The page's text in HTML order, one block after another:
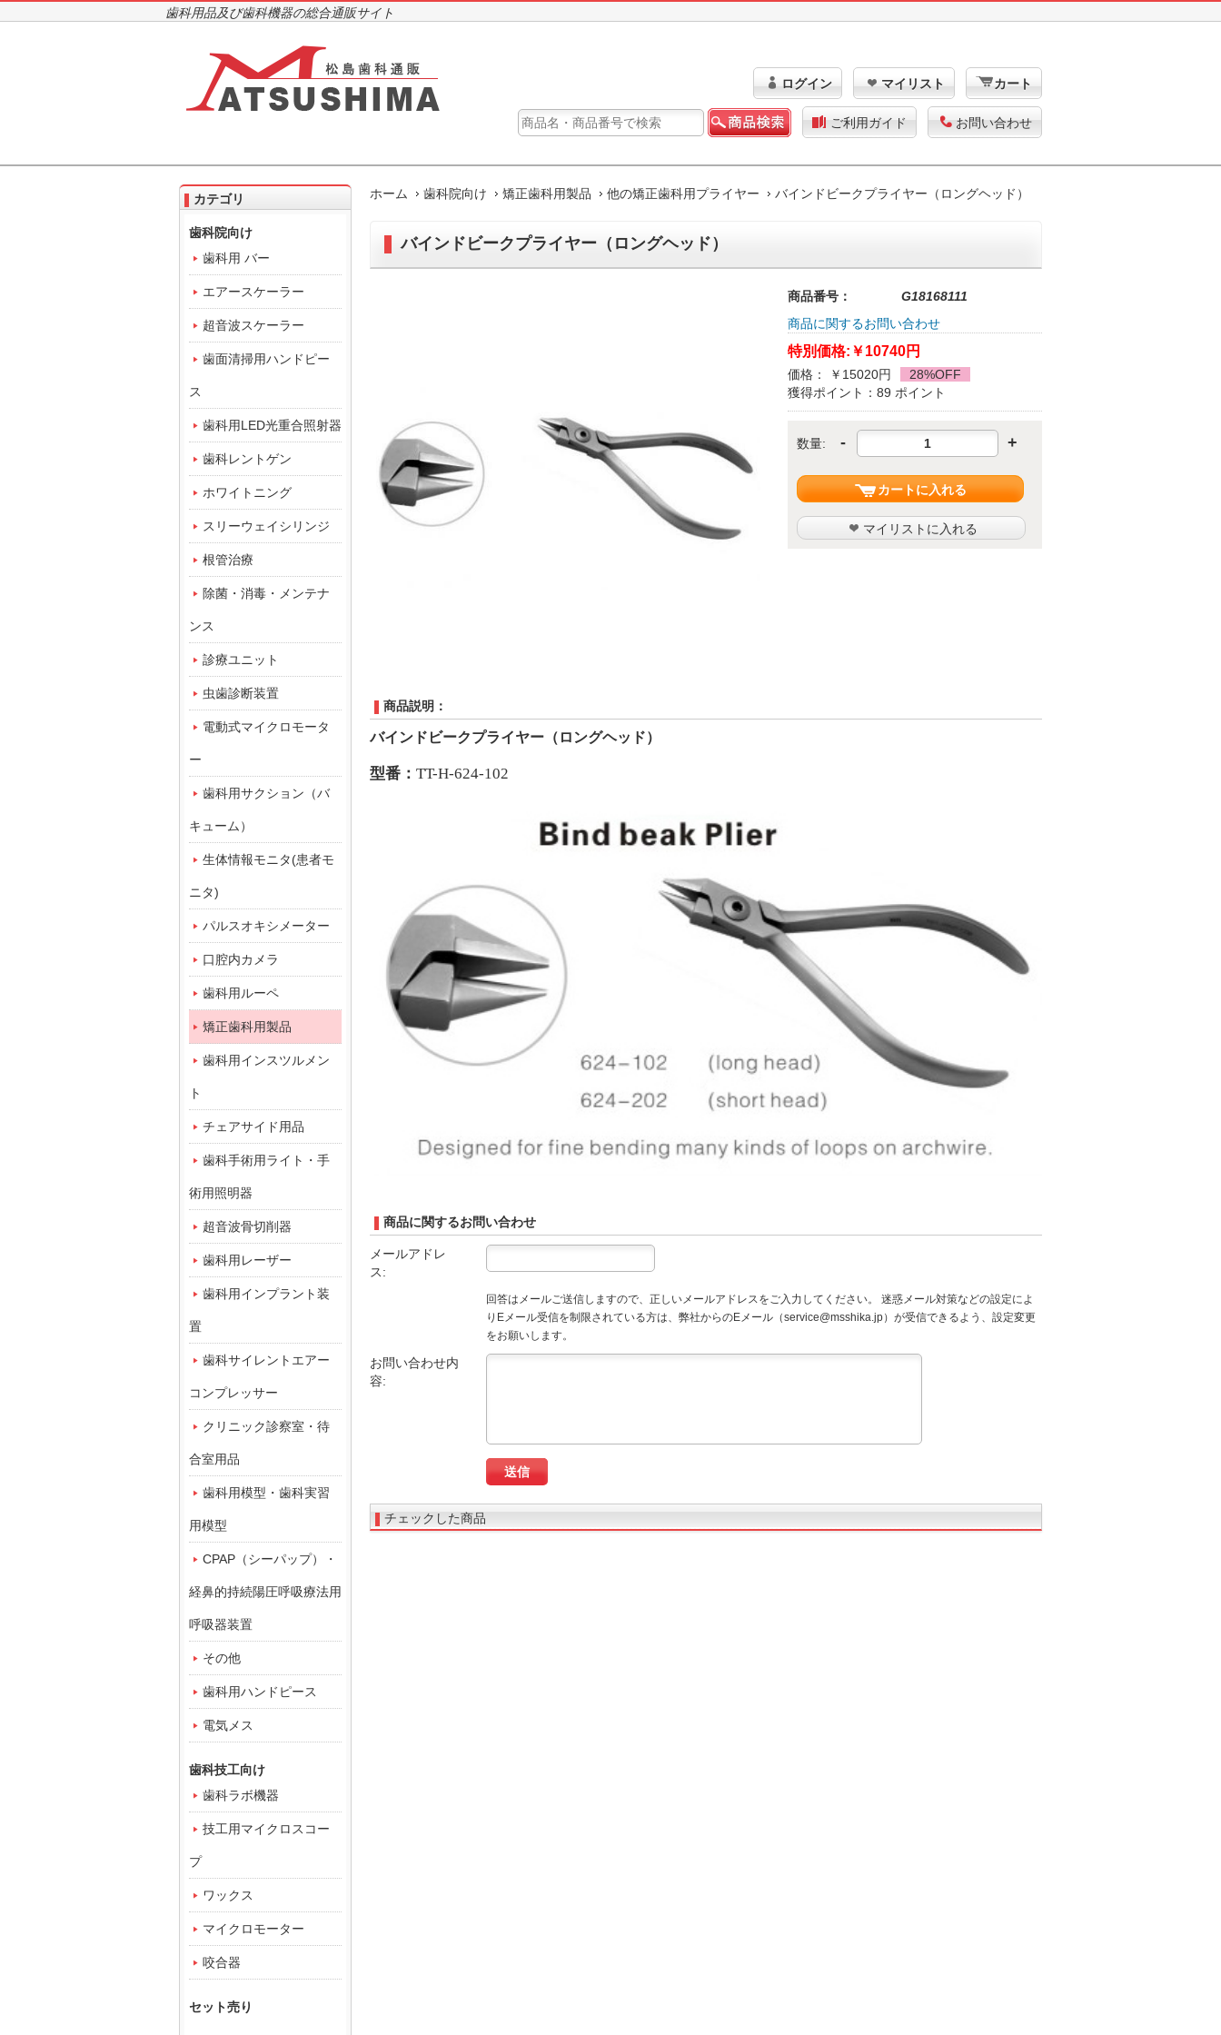
歯科用品及び歯科機器の総合通販サイト
ログイン マイリスト カート
ご利用ガイド お問い合わせ
ホーム 歯科院向け 矯正歯科用製品 他の矯正歯科用プライヤー バインドビークプライヤー（ロングヘッド）
バインドビークプライヤー（ロングヘッド）
商品番号：
G18168111
商品に関するお問い合わせ
特別価格: ￥10740円
価格： ￥15020円
28%OFF
獲得ポイント：89 ポイント
数量: - +
カートに入れる
マイリストに入れる
商品説明：
バインドビークプライヤー（ロングヘッド）
型番： TT-H-624-102
商品に関するお問い合わせ
メールアドレ
ス:
回答はメールご送信しますので、正しいメールアドレスをご入力してください。 迷惑メール対策などの設定によ
りEメール受信を制限されている方は、弊社からのEメール（service@msshika.jp）が受信できるよう、設定変更
をお願いします。
お問い合わせ内
容:
チェックした商品
カテゴリ
歯科院向け
歯科用 バー
エアースケーラー
超音波スケーラー
歯面清掃用ハンドピー
ス
歯科用LED光重合照射器
歯科レントゲン
ホワイトニング
スリーウェイシリンジ
根管治療
除菌・消毒・メンテナ
ンス
診療ユニット
虫歯診断装置
電動式マイクロモータ
ー
歯科用サクション（バ
キューム）
生体情報モニタ(患者モ
ニタ)
パルスオキシメーター
口腔内カメラ
歯科用ルーペ
矯正歯科用製品
歯科用インスツルメン
ト
チェアサイド用品
歯科手術用ライト・手
術用照明器
超音波骨切削器
歯科用レーザー
歯科用インプラント装
置
歯科サイレントエアー
コンプレッサー
クリニック診察室・待
合室用品
歯科用模型・歯科実習
用模型
CPAP（シーパップ）・
経鼻的持続陽圧呼吸療法用
呼吸器装置
その他
歯科用ハンドピース
電気メス
歯科技工向け
歯科ラボ機器
技工用マイクロスコー
プ
ワックス
マイクロモーター
咬合器
セット売り